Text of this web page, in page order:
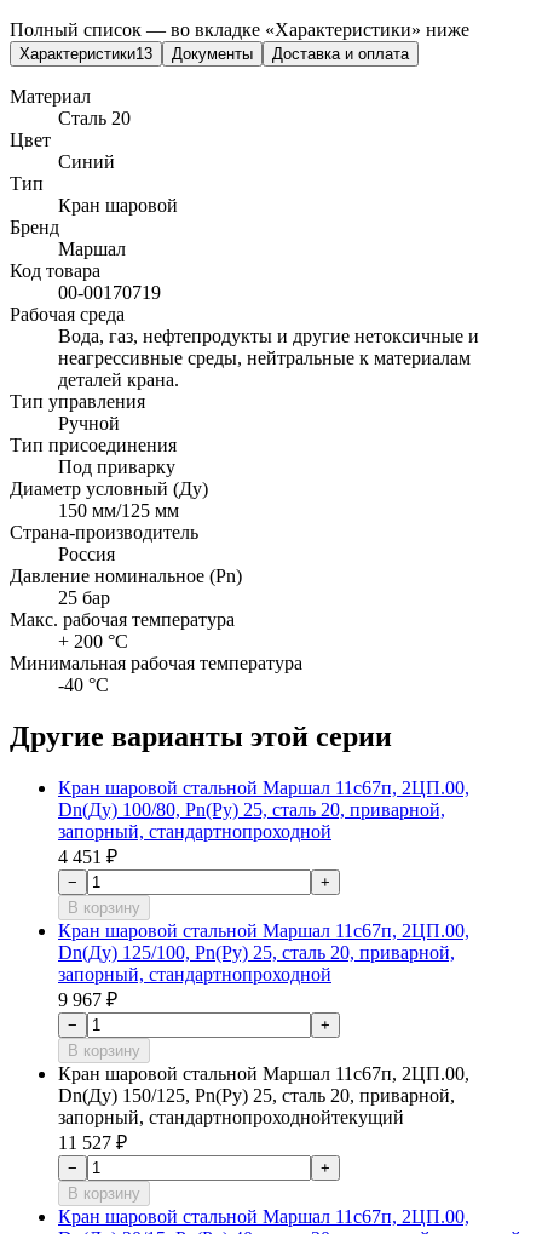
Полный список — во вкладке «Характеристики» ниже
Характеристики13 Документы Доставка и оплата
Материал
Сталь 20
Цвет
Синий
Тип
Кран шаровой
Бренд
Маршал
Код товара
00-00170719
Рабочая среда
Вода, газ, нефтепродукты и другие нетоксичные и
неагрессивные среды, нейтральные к материалам
деталей крана.
Тип управления
Ручной
Тип присоединения
Под приварку
Диаметр условный (Ду)
150 мм/125 мм
Страна-производитель
Россия
Давление номинальное (Pn)
25 бар
Макс. рабочая температура
+ 200 °C
Минимальная рабочая температура
-40 °C
Другие варианты этой серии
Кран шаровой стальной Маршал 11с67п, 2ЦП.00,
Dn(Ду) 100/80, Рn(Ру) 25, сталь 20, приварной,
запорный, стандартнопроходной
4 451 ₽
−
+
В корзину
Кран шаровой стальной Маршал 11с67п, 2ЦП.00,
Dn(Ду) 125/100, Рn(Ру) 25, сталь 20, приварной,
запорный, стандартнопроходной
9 967 ₽
−
+
В корзину
Кран шаровой стальной Маршал 11с67п, 2ЦП.00,
Dn(Ду) 150/125, Рn(Ру) 25, сталь 20, приварной,
запорный, стандартнопроходнойтекущий
11 527 ₽
−
+
В корзину
Кран шаровой стальной Маршал 11с67п, 2ЦП.00,